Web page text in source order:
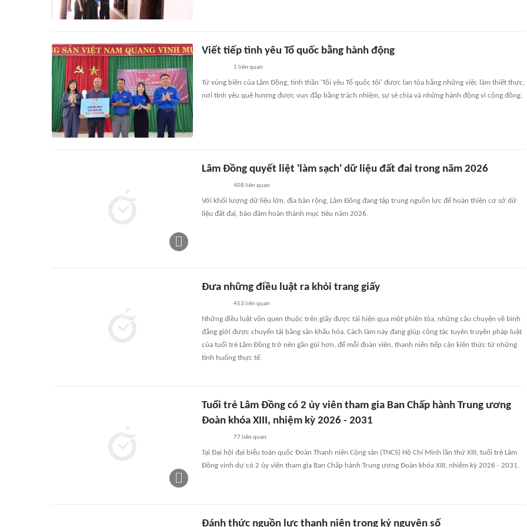
Viết tiếp tình yêu Tổ quốc bằng hành động
1 liên quan
Từ vùng biên của Lâm Đồng, tinh thần 'Tôi yêu Tổ quốc tôi' được lan tỏa bằng những việc làm thiết thực,
nơi tình yêu quê hương được vun đắp bằng trách nhiệm, sự sẻ chia và những hành động vì cộng đồng.
Lâm Đồng quyết liệt 'làm sạch' dữ liệu đất đai trong năm 2026
408 liên quan
Với khối lượng dữ liệu lớn, địa bàn rộng, Lâm Đồng đang tập trung nguồn lực để hoàn thiện cơ sở dữ
liệu đất đai, bảo đảm hoàn thành mục tiêu năm 2026.
Đưa những điều luật ra khỏi trang giấy
453 liên quan
Những điều luật vốn quen thuộc trên giấy được tái hiện qua một phiên tòa, những câu chuyện về bình
đẳng giới được chuyển tải bằng sân khấu hóa. Cách làm này đang giúp công tác tuyên truyền pháp luật
của tuổi trẻ Lâm Đồng trở nên gần gũi hơn, để mỗi đoàn viên, thanh niên tiếp cận kiến thức từ những
tình huống thực tế.
Tuổi trẻ Lâm Đồng có 2 ủy viên tham gia Ban Chấp hành Trung ương
Đoàn khóa XIII, nhiệm kỳ 2026 - 2031
77 liên quan
Tại Đại hội đại biểu toàn quốc Đoàn Thanh niên Cộng sản (TNCS) Hồ Chí Minh lần thứ XIII, tuổi trẻ Lâm
Đồng vinh dự có 2 ủy viên tham gia Ban Chấp hành Trung ương Đoàn khóa XIII, nhiệm kỳ 2026 - 2031.
Đánh thức nguồn lực thanh niên trong kỷ nguyên số